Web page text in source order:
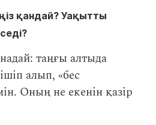
қандай? Уақытты
таңғы алтыда
алып, «бес
Оның не екенін қазір